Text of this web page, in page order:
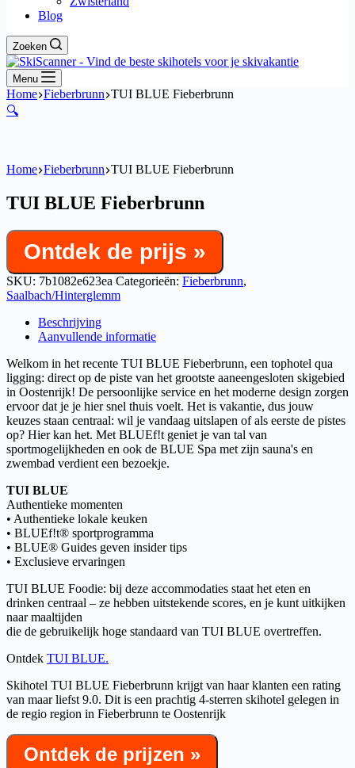
Blog
Zoeken
Menu
Home Fieberbrunn TUI BLUE Fieberbrunn
🔍
Home Fieberbrunn TUI BLUE Fieberbrunn
TUI BLUE Fieberbrunn
Ontdek de prijs »
SKU: 7b1082e623ea Categorieën: Fieberbrunn,
Saalbach/Hinterglemm
Beschrijving
Aanvullende informatie
Welkom in het recente TUI BLUE Fieberbrunn, een tophotel qua
ligging: direct op de piste van het grootste aaneengesloten skigebied
in Oostenrijk! De persoonlijke service en het moderne design zorgen
ervoor dat je je hier snel thuis voelt. Het is vakantie, dus jouw
keuzes staan centraal: wil je vandaag uitslapen of als eerste de pistes
op? Hier kan het. Met BLUEf!t geniet je van tal van
sportmogelijkheden en ook de BLUE Spa met zijn sauna's en
zwembad verdient een bezoekje.
TUI BLUE
Authentieke momenten
• Authentieke lokale keuken
• BLUEf!t® sportprogramma
• BLUE® Guides geven insider tips
• Exclusieve ervaringen
TUI BLUE Foodie: bij deze accommodaties staat het eten en
drinken centraal – ze hebben uitstekende scores, en je kunt uitkijken
naar maaltijden
die de gebruikelijk hoge standaard van TUI BLUE overtreffen.
Ontdek TUI BLUE.
Skihotel TUI BLUE Fieberbrunn krijgt van haar klanten een rating
van maar liefst 9.0. Dit is een prachtig 4-sterren skihotel gelegen in
de regio region in Fieberbrunn te Oostenrijk
Ontdek de prijzen »